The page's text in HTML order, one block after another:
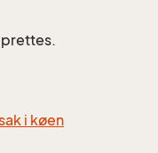
i køen